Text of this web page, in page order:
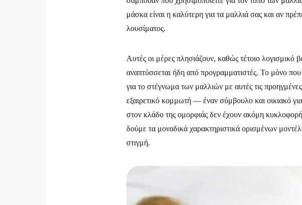
μάσκα είναι η καλύτερη για τα μαλλιά σας και αν
λουσίματος.
Αυτές οι μέρες πλησιάζουν, καθώς τέτοιο λογισμικό
αναπτύσσεται ήδη από προγραμματιστές. Το μόνο που
για το στέγνωμα των μαλλιών με αυτές τις
εξαιρετικό κομμωτή — έναν σύμβουλο και οικιακό
στον κλάδο της ομορφιάς δεν έχουν ακόμη
δούμε τα μοναδικά χαρακτηριστικά ορισμένων
στιγμή.